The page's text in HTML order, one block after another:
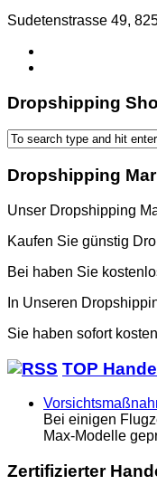
Sudetenstrasse 49,
Dropshipping
Dropshipping
Unser Dropshipping
Kaufen Sie günstig
Bei haben Sie
In Unseren
Sie haben sofort
TOP
Bei einigen
Max-Modelle
Zertifizierter